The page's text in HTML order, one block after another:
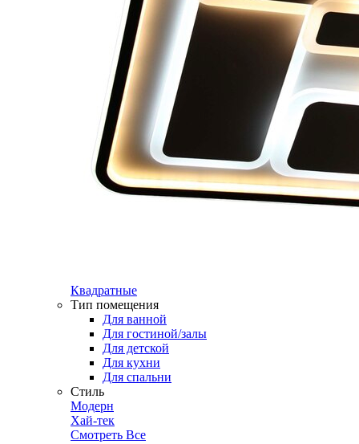
Квадратные
Тип помещения
Для ванной
Для гостиной/залы
Для детской
Для кухни
Для спальни
Стиль
Модерн
Хай-тек
Смотреть Все